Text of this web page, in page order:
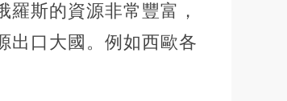
斯的資源非常豐富，
出口大國。例如西歐各